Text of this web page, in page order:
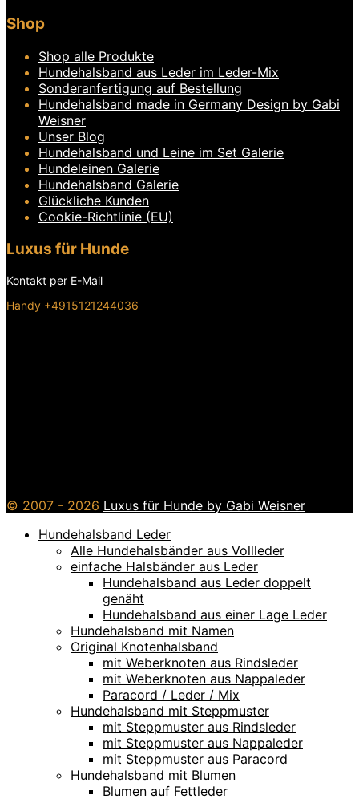
Shop
Shop alle Produkte
Hundehalsband aus Leder im Leder-Mix
Sonderanfertigung auf Bestellung
Hundehalsband made in Germany Design by Gabi
Weisner
Unser Blog
Hundehalsband und Leine im Set Galerie
Hundeleinen Galerie
Hundehalsband Galerie
Glückliche Kunden
Cookie-Richtlinie (EU)
Luxus für Hunde
Kontakt per E-Mail
Handy +4915121244036
© 2007 - 2026 Luxus für Hunde by Gabi Weisner
Hundehalsband Leder
Alle Hundehalsbänder aus Vollleder
einfache Halsbänder aus Leder
Hundehalsband aus Leder doppelt
genäht
Hundehalsband aus einer Lage Leder
Hundehalsband mit Namen
Original Knotenhalsband
mit Weberknoten aus Rindsleder
mit Weberknoten aus Nappaleder
Paracord / Leder / Mix
Hundehalsband mit Steppmuster
mit Steppmuster aus Rindsleder
mit Steppmuster aus Nappaleder
mit Steppmuster aus Paracord
Hundehalsband mit Blumen
Blumen auf Fettleder